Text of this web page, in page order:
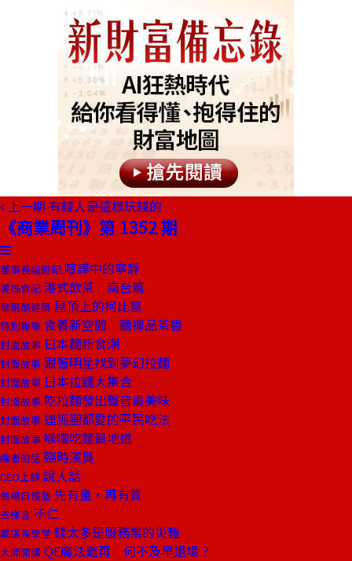
上一期 有錢人是這樣玩錢的
《商業周刊》第 1352 期
董事長嬉遊記 喧譁中的寧靜
饕姊食記 港式飲茶 南台篇
發現酷建築 屋頂上的柯比意
特別報導 食養新空間 聽禪品茶香
封面故事 日本麵新食潮
封面故事 跟著明星找到夢幻拉麵
封面故事 日本拉麵大集合
封面故事 吃拉麵發出聲音最美味
封面故事 連狐狸都愛的平民吃法
封面故事 喉嚨吃麵最地道
編者的話 臨時演員
CEO上線 說人話
商場自慢塾 先有量，再有質
去梯言 不仁
戴店長學堂 錢太多是服務業的災難
大師開講 QE魔法難再 何不及早退場？